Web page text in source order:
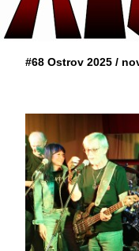
#68 Ostrov 2025 /